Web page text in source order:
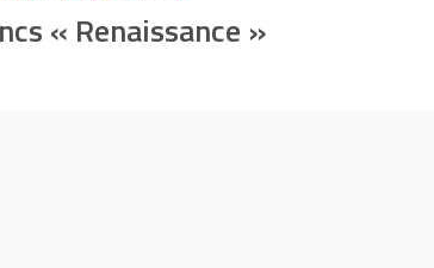
« Renaissance »